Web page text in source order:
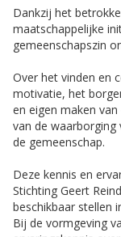
Dankzij het
maatschappelijke
gemeenschapszin
Over het vinden en
motivatie, het
en eigen maken
van de waarborging
de gemeenschap.
Deze kennis en
Stichting Geert
beschikbaar stellen
Bij de vormgeving